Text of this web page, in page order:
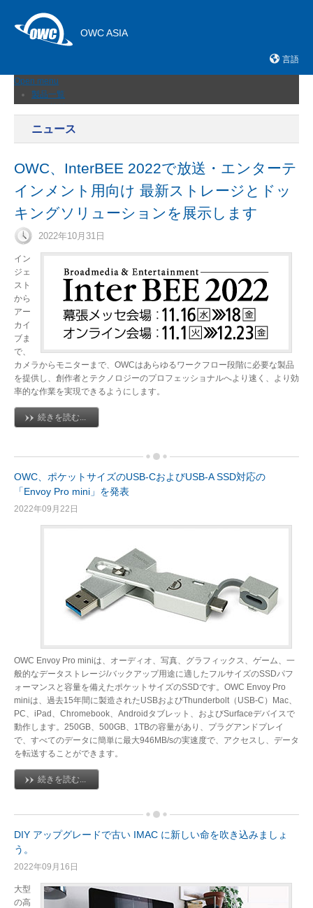
OWC ASIA
言語
Open menu
製品一覧
ネットワークストレージ
ケーブルおよびアダプター
拡張シャーシ
アップグレードとツール
サポート
販売店
お問い合わせ
ニュース
OWC、InterBEE 2022で放送・エンターテ
インメント用向け 最新ストレージとドッ
キングソリューションを展示します
2022年10月31日
イン
ジェ
スト
から
アー
カイ
ブま
で、
カメラからモニターまで、OWCはあらゆるワークフロー段階に必要な製品
を提供し、創作者とテクノロジーのプロフェッショナルへより速く、より効
率的な作業を実現できるようにします。
続きを読む...
OWC、ポケットサイズのUSB-CおよびUSB-A SSD対応の
「Envoy Pro mini」を発表
2022年09月22日
OWC Envoy Pro miniは、オーディオ、写真、グラフィックス、ゲーム、一
般的なデータストレージ/バックアップ用途に適したフルサイズのSSDパフ
ォーマンスと容量を備えたポケットサイズのSSDです。OWC Envoy Pro
miniは、過去15年間に製造されたUSBおよびThunderbolt（USB-C）Mac、
PC、iPad、Chromebook、Androidタブレット、およびSurfaceデバイスで
動作します。250GB、500GB、1TBの容量があり、プラグアンドプレイ
で、すべてのデータに簡単に最大946MB/sの実速度で、アクセスし、データ
を転送することができます。
続きを読む...
DIY アップグレードで古い IMAC に新しい命を吹き込みましょ
う。
2022年09月16日
大型
の高